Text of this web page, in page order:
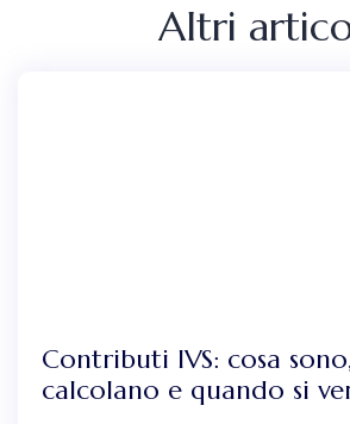
Altri
Contributi IVS: cosa
calcolano e quando si